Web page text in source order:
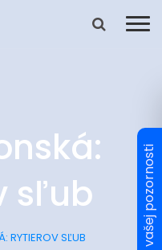
sľub
RYTIEROV SĽUB